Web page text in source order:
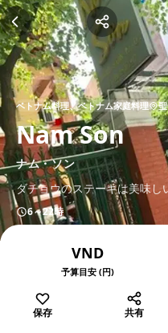
ベトナム料理、ベトナム家庭料理
Nam Son
ナム・ソン
ダチョウのステーキは美味し
6～22時
VND
予算目安 (円)
保存 共有